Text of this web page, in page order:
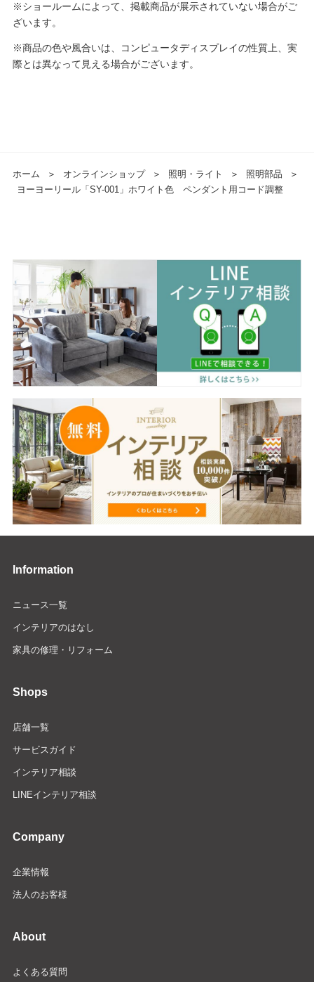
※ショールームによって、掲載商品が展示されていない場合がご
ざいます。
※商品の色や風合いは、コンピュータディスプレイの性質上、実
際とは異なって見える場合がございます。
ホーム ＞ オンラインショップ ＞ 照明・ライト ＞ 照明部品
＞
ヨーヨーリール「SY-001」ホワイト色 ペンダント用コード調整
Information
ニュース一覧
インテリアのはなし
家具の修理・リフォーム
Shops
店舗一覧
サービスガイド
インテリア相談
LINEインテリア相談
Company
企業情報
法人のお客様
About
よくある質問